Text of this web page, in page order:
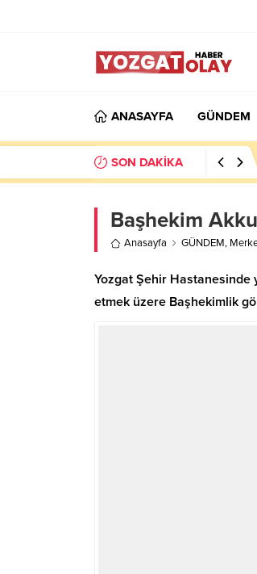
ANASAYFA GÜNDEM
SON DAKİKA
Başhekim
Anasayfa GÜNDEM,
Yozgat Şehir Hastanesinde
etmek üzere Başhekimlik